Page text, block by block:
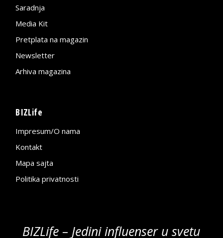
Saradnja
Media Kit
Pretplata na magazin
Newsletter
Arhiva magazina
BIZLife
Impresum/O nama
Kontakt
Mapa sajta
Politika privatnosti
BIZLife – Jedini influenser u svetu